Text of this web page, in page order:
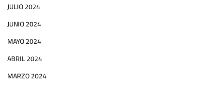
JULIO 2024
JUNIO 2024
MAYO 2024
ABRIL 2024
MARZO 2024